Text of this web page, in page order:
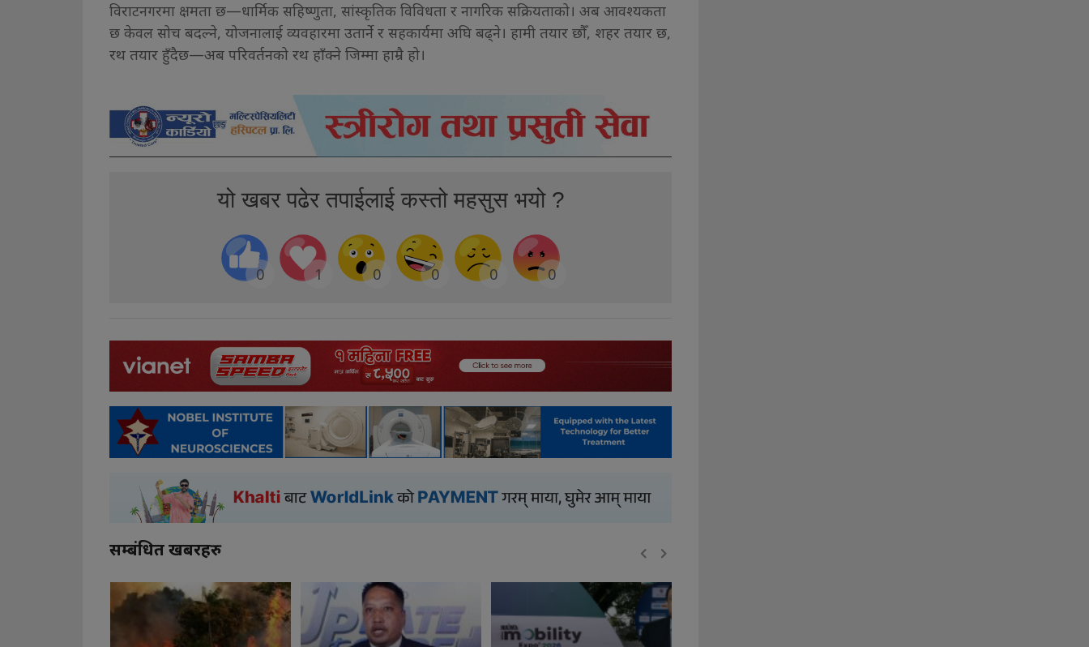
विराटनगरमा क्षमता छ—धार्मिक सहिष्णुता, सांस्कृतिक विविधता र नागरिक सक्रियताको। अब आवश्यकता
छ केवल सोच बदल्ने, योजनालाई व्यवहारमा उतार्ने र सहकार्यमा अघि बढ्ने। हामी तयार छौँ, शहर तयार छ,
रथ तयार हुँदैछ—अब परिवर्तनको रथ हाँक्ने जिम्मा हाम्रै हो।
यो खबर पढेर तपाईलाई कस्तो महसुस भयो ?
0 1 0 0 0 0
सम्बंधित खबरहरु